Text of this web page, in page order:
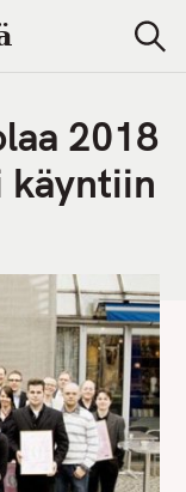
e
r
c
h
2018
käyntiin